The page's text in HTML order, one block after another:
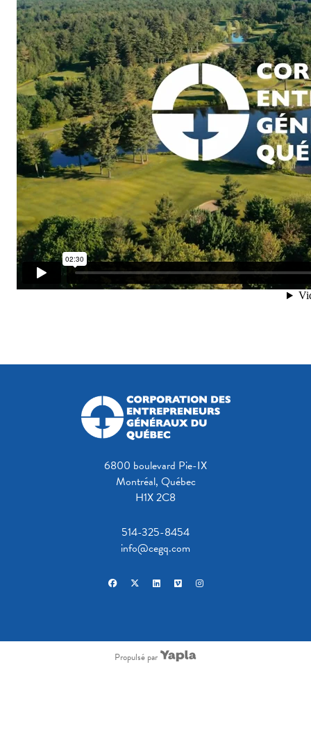
6800 boulevard Pie-IX
Montréal, Québec
H1X 2C8
514-325-8454
info@cegq.com
facebookx-twitterlinkedinvimeoinstagram
Propulsé par